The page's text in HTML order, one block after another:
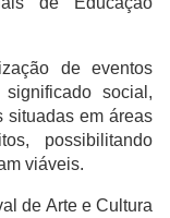
de eventos
social,
situadas em áreas
possibilitando
viáveis.
de Arte e Cultura